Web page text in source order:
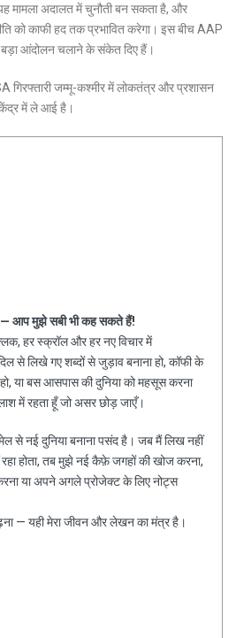
मामला अदालत में चुनौती बन सकता है, और
को काफी हद तक प्रभावित करेगा। इस बीच AAP
आंदोलन चलाने के संकेत दिए हैं।
गिरफ्तारी जम्मू-कश्मीर में लोकतंत्र और प्रशासन
में ले आई है।
— आप मुझे सबी भी कह सकते हैं!
हर स्क्रॉल और हर नए विचार में
से लिखे गए शब्दों से जुड़ाव बनाना हो, कॉफी के
हो, या बस आसपास की दुनिया को महसूस करना
में रहता हूँ जो असर छोड़ जाएँ।
से नई दुनिया बनाना पसंद है। जब मैं लिख नहीं
रहा होता, तब मुझे नई कैफ़े जगहों की खोज करना,
या अपने अगले प्रोजेक्ट के लिए नोट्स
— यही मेरा जीवन और लेखन का मंत्र है।